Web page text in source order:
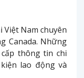
Việt Nam chuyên
Canada. Những
thông tin chi
lao động và